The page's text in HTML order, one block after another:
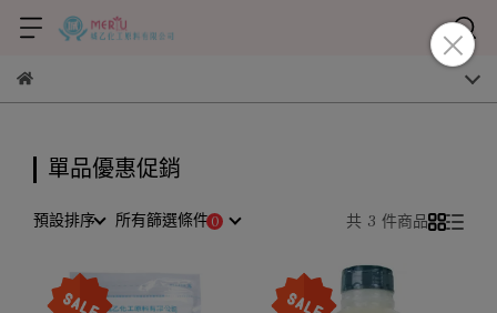
單品優惠促銷
預設排序 所有篩選條件 共 3 件商品